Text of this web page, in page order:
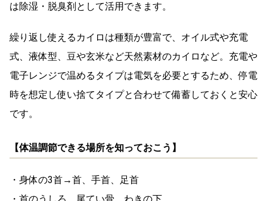
は除湿・脱臭剤として活用 できます。
繰り返し使えるカイロは種類が豊富で、オイル式や充電
式、液体型、豆や玄米など天然素材のカイロなど。充電や
電子レンジで温めるタイプは電気を必要とするため、停電
時を想定し使い捨てタイプと合わせて備蓄しておくと安心
です。
【体温調節できる場所を知っておこう】
・身体の3首→首、手首、足首